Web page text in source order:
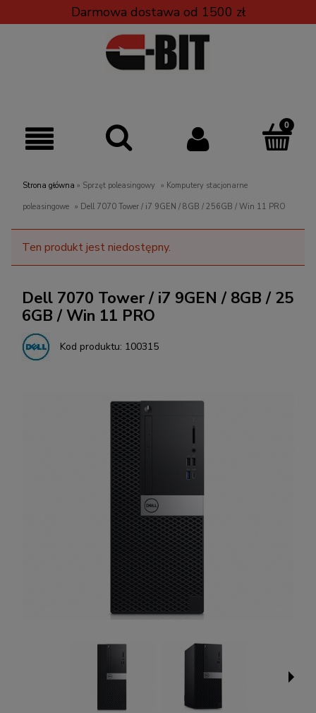
Darmowa dostawa od 1500 zł
Strona główna » Sprzęt poleasingowy » Komputery stacjonarne
poleasingowe » Dell 7070 Tower / i7 9GEN / 8GB / 256GB / Win 11 PRO
Ten produkt jest niedostępny.
Dell 7070 Tower / i7 9GEN / 8GB / 25
6GB / Win 11 PRO
Kod produktu: 100315